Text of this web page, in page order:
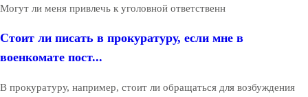
Могут ли меня привлечь к уголовной ответственн
Стоит ли писать в прокуратуру, если мне в
военкомате пост...
В прокуратуру, например, стоит ли обращаться для возбуждения